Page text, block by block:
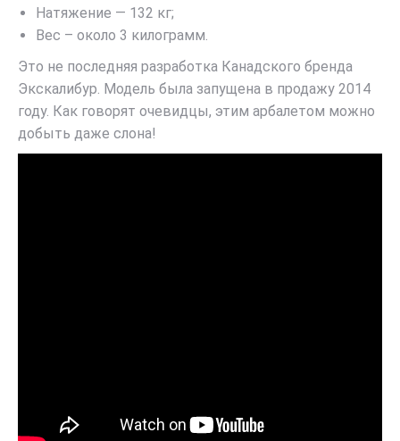
Натяжение — 132 кг;
Вес – около 3 килограмм.
Это не последняя разработка Канадского бренда
Экскалибур. Модель была запущена в продажу 2014
году. Как говорят очевидцы, этим арбалетом можно
добыть даже слона!